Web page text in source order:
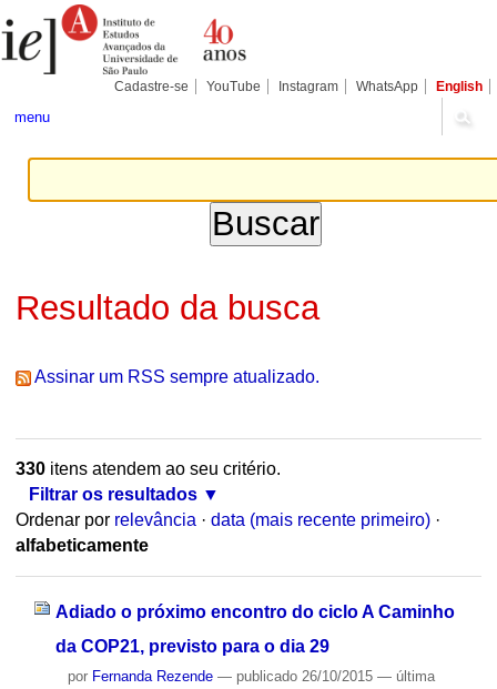
para
conteúdo.
Pessoais
Cadastre-se YouTube Instagram WhatsApp English
menu
Resultado da busca
Assinar um RSS sempre atualizado.
330itens atendem ao seu critério.
Filtrar os resultados
Ordenar por relevância · data (mais recente primeiro) ·
alfabeticamente
Adiado o próximo encontro do ciclo A Caminho
da COP21, previsto para o dia 29
por Fernanda Rezende — publicado26/10/2015 — última